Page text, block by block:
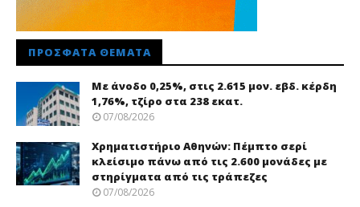
ΠΡΌΣΦΑΤΑ ΘΈΜΑΤΑ
Με άνοδο 0,25%, στις 2.615 μον. εβδ. κέρδη
1,76%, τζίρο στα 238 εκατ.
07/08/2026
Χρηματιστήριο Αθηνών: Πέμπτο σερί
κλείσιμο πάνω από τις 2.600 μονάδες με
στηρίγματα από τις τράπεζες
07/08/2026